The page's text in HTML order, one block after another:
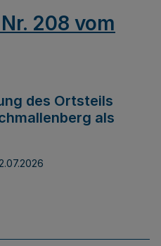
208 vom
des Ortsteils
als